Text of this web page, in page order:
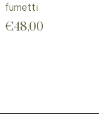
fumetti
€48,00